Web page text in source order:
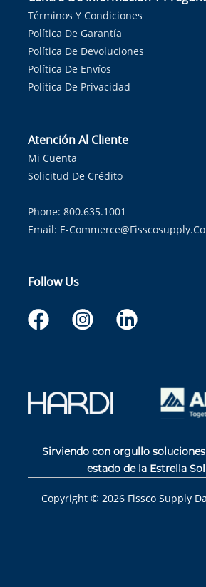
Términos Y Condiciones
Política De Garantía
Política De Devoluciones
Política De Envíos
Política De Privacidad
Atención Al Cliente
Mi Cuenta
Solicitud De Crédito
Phone: 800.635.1001
Email: E-
Follow Us
Sirviendo con orgullo soluciones
estado de la Estrella
Copyright © 2026 Fissco Supply